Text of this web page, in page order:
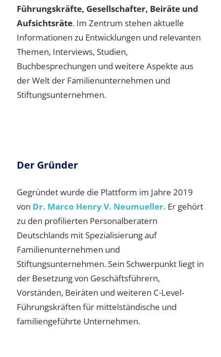
Führungskräfte, Gesellschafter, Beiräte und
Aufsichtsräte. Im Zentrum stehen aktuelle
Informationen zu Entwicklungen und relevanten
Themen, Interviews, Studien,
Buchbesprechungen und weitere Aspekte aus
der Welt der Familienunternehmen und
Stiftungsunternehmen.
Der Gründer
Gegründet wurde die Plattform im Jahre 2019
von Dr. Marco Henry V. Neumueller. Er gehört
zu den profilierten Personalberatern
Deutschlands mit Spezialisierung auf
Familienunternehmen und
Stiftungsunternehmen. Sein Schwerpunkt liegt in
der Besetzung von Geschäftsführern,
Vorständen, Beiräten und weiteren C-Level-
Führungskräften für mittelständische und
familiengeführte Unternehmen.